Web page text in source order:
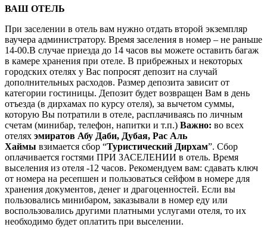
ВАШ ОТЕЛЬ
При заселении в отель вам нужно отдать второй экземпляр
ваучера администратору. Время заселения в номер – не раньше
14-00.В случае приезда до 14 часов вы можете оставить багаж
в камере хранения при отеле. В прибрежных и некоторых
городских отелях у Вас попросят депозит на случай
дополнительных расходов. Размер депозита зависит от
категории гостиницы. Депозит будет возвращен Вам в день
отъезда (в дирхамах по курсу отеля), за вычетом суммы,
которую Вы потратили в отеле, расплачиваясь по личным
счетам (минибар, телефон, напитки и т.п.) Важно: во всех
отелях эмиратов Абу Даби, Дубая, Рас Аль
Хаймы взимается сбор “Туристический Дирхам”. Сбор
оплачивается гостями ПРИ ЗАСЕЛЕНИИ в отель. Время
выселения из отеля -12 часов. Рекомендуем вам: сдавать ключ
от номера на ресепшен и пользоваться сейфом в номере для
хранения документов, денег и драгоценностей. Если вы
пользовались минибаром, заказывали в номер еду или
воспользовались другими платными услугами отеля, то их
необходимо будет оплатить при выселении.